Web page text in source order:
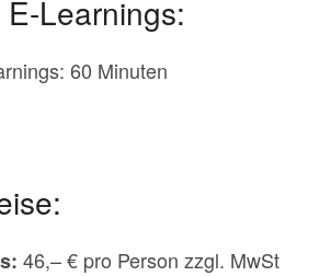
Learnings:
60 Minuten
46,– € pro Person zzgl. MwSt